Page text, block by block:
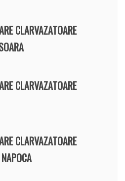
CLARVAZATOARE
CLARVAZATOARE
CLARVAZATOARE